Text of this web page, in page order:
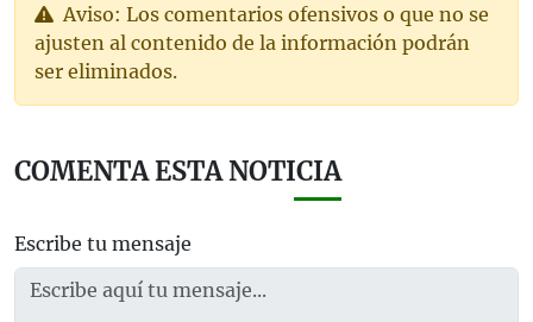
Aviso: Los comentarios ofensivos o que no se
ajusten al contenido de la información podrán
ser eliminados.
COMENTA ESTA NOTICIA
Escribe tu mensaje